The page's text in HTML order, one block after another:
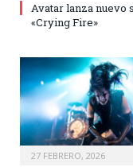
Avatar lanza nuevo
«Crying Fire»
27 FEBRERO, 2026